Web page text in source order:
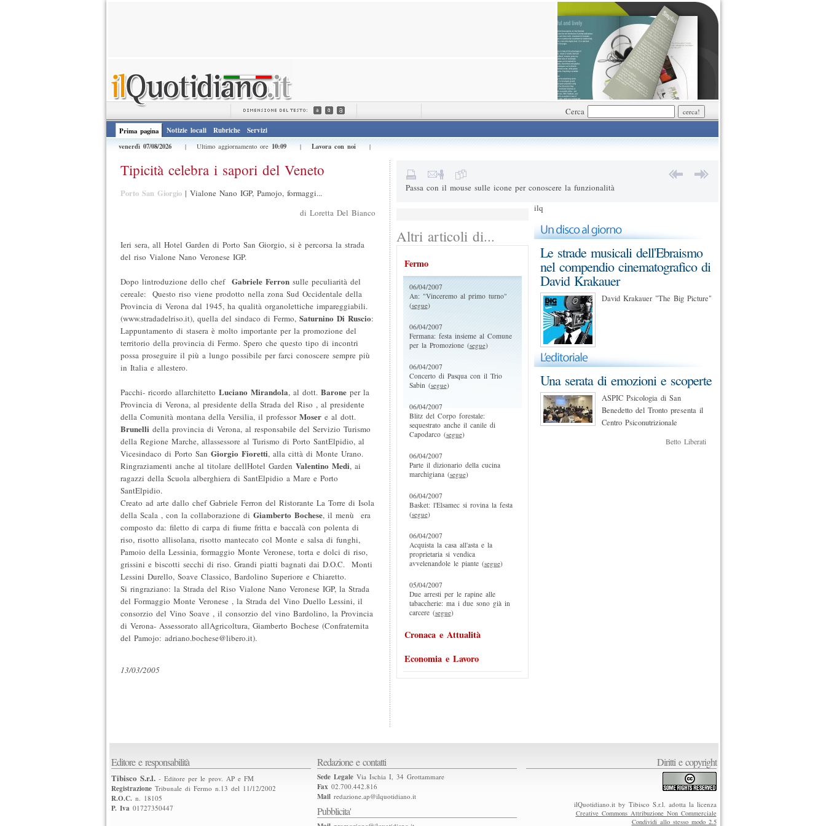
Cerca
Prima pagina Notizie locali Rubriche
Servizi
venerdì 07/08/2026
| Ultimo aggiornamento ore 10:09| Lavora con noi|
Tipicità celebra i sapori del Veneto
Porto San Giorgio| Vialone Nano IGP, Pamojo, formaggi...
di Loretta Del Bianco
Ieri sera, all Hotel Garden di Porto San Giorgio, si è percorsa la strada
del riso Vialone Nano Veronese IGP.
Dopo lintroduzione dello chef Gabriele Ferronsulle peculiarità del
cereale:  Questo riso viene prodotto nella zona Sud Occidentale della
Provincia di Verona dal 1945, ha qualità organolettiche impareggiabili.
(www.stradadelriso.it), quella del sindaco di Fermo, Saturnino Di Ruscio:
Lappuntamento di stasera è molto importante per la promozione del
territorio della provincia di Fermo. Spero che questo tipo di incontri
possa proseguire il più a lungo possibile per farci conoscere sempre più
in Italia e allestero.
Pacchi- ricordo allarchitetto Luciano Mirandola, al dott. Barone per la
Provincia di Verona, al presidente della Strada del Riso , al presidente
della Comunità montana della Versilia, il professor Moser e al dott.
Brunelli della provincia di Verona, al responsabile del Servizio Turismo
della Regione Marche, allassessore al Turismo di Porto SantElpidio, al
Vicesindaco di Porto San Giorgio Fioretti, alla città di Monte Urano.
Ringraziamenti anche al titolare dellHotel Garden Valentino Medi, ai
ragazzi della Scuola alberghiera di SantElpidio a Mare e Porto
SantElpidio.
Creato ad arte dallo chef Gabriele Ferron del Ristorante La Torre di Isola
della Scala , con la collaborazione di Giamberto Bochese, il menù era
composto da: filetto di carpa di fiume fritta e baccalà con polenta di
riso, risotto allisolana, risotto mantecato col Monte e salsa di funghi,
Pamoio della Lessinia, formaggio Monte Veronese, torta e dolci di riso,
grissini e biscotti secchi di riso. Grandi piatti bagnati dai D.O.C. Monti
Lessini Durello, Soave Classico, Bardolino Superiore e Chiaretto.
Si ringraziano: la Strada del Riso Vialone Nano Veronese IGP, la Strada
del Formaggio Monte Veronese , la Strada del Vino Duello Lessini, il
consorzio del Vino Soave , il consorzio del vino Bardolino, la Provincia
di Verona- Assessorato allAgricoltura, Giamberto Bochese (Confraternita
del Pamojo: adriano.bochese@libero.it).
13/03/2005
Passa con il mouse sulle icone per conoscere la funzionalità
Il tuo nome *
Messaggio
Altri articoli di...
Fermo
06/04/2007
An: "Vinceremo al primo turno"
(segue)
06/04/2007
Fermana: festa insieme al Comune
per la Promozione (segue)
06/04/2007
Concerto di Pasqua con il Trio
Sabin (segue)
06/04/2007
Blitz del Corpo forestale:
sequestrato anche il canile di
Capodarco (segue)
06/04/2007
Parte il dizionario della cucina
marchigiana (segue)
06/04/2007
Basket: l'Elsamec si rovina la festa
(segue)
06/04/2007
Acquista la casa all'asta e la
proprietaria si vendica
avvelenandole le piante (segue)
05/04/2007
Due arresti per le rapine alle
tabaccherie: ma i due sono già in
carcere (segue)
Cronaca e Attualità
Economia e Lavoro
ilq
Le strade musicali dell'Ebraismo
nel compendio cinematografico di
David Krakauer
David Krakauer "The Big Picture"
Una serata di emozioni e scoperte
ASPIC Psicologia di San
Benedetto del Tronto presenta il
Centro Psiconutrizionale
Betto Liberati
Editore e responsabilità
Tibisco S.r.l.- Editore per le prov. AP e FM
RegistrazioneTribunale di Fermo n.13 del 11/12/2002
R.O.C. n. 18105
P. Iva 01727350447
Redazione e contatti
Sede LegaleVia Ischia I, 34 Grottammare
Fax 02.700.442.816
Mailredazione.ap@ilquotidiano.it
Pubblicita'
Diritti e copyright
ilQuotidiano.it by Tibisco S.r.l. adotta la licenza
Creative Commons Attribuzione Non Commerciale
Condividi allo stesso modo 2.5